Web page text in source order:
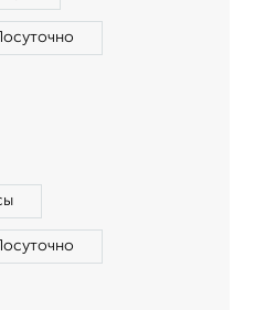
Посуточно
Посуточно